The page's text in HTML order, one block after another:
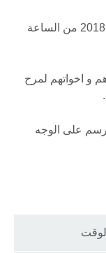
لا يطوفكم حفلتنا الصيفية يوم 16 اغسطس 2018 من الساعة
و اخواتهم لمرح
على الوجه
الوقت